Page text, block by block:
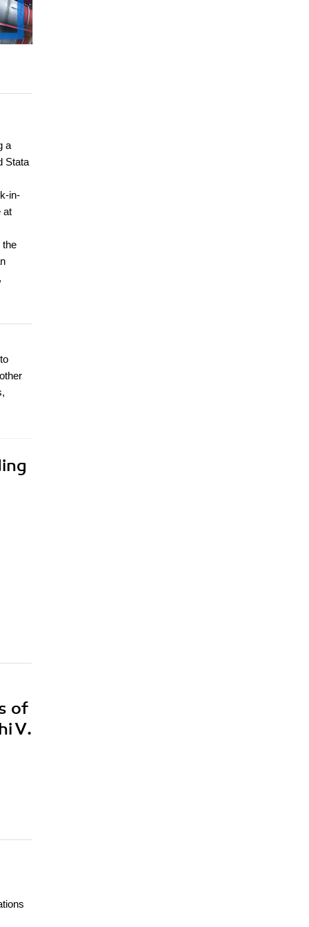
a
Stata
in-
at
the
of
V.